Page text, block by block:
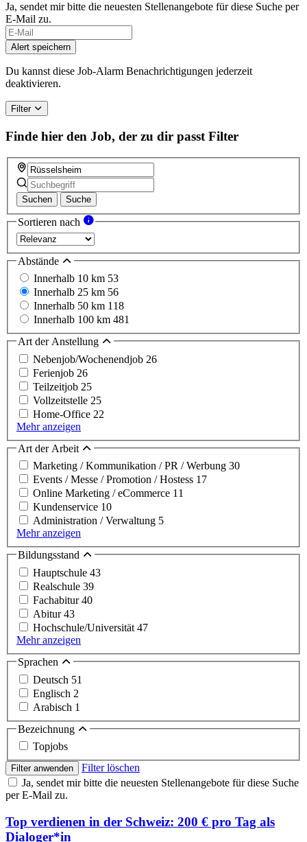
Ja, sendet mir bitte die neuesten Stellenangebote für diese Suche per
E-Mail zu.
If
you
are
a
human,
this
field
Alert speichern
Du kannst diese Job-Alarm Benachrichtigungen jederzeit
deaktivieren.
Filter
Finde hier den Job, der zu dir passt Filter
Suchen Suche
Sortieren nach
Abstände
Innerhalb 10 km 53
Innerhalb 25 km 56
Innerhalb 50 km 118
Innerhalb 100 km 481
Art der Anstellung
Nebenjob/Wochenendjob 26
Ferienjob 26
Teilzeitjob 25
Vollzeitstelle 25
Home-Office 22
Mehr anzeigen
Art der Arbeit
Marketing / Kommunikation / PR / Werbung 30
Events / Messe / Promotion / Hostess 17
Online Marketing / eCommerce 11
Kundenservice 10
Administration / Verwaltung 5
Mehr anzeigen
Bildungsstand
Hauptschule 43
Realschule 39
Fachabitur40
Abitur43
Hochschule/Universität 47
Mehr anzeigen
Sprachen
Deutsch 51
Englisch 2
Arabisch 1
Bezeichnung
Topjobs
Filter anwenden
Filter löschen
Ja, sendet mir bitte die neuesten Stellenangebote für diese Suche
per E-Mail zu.
Top verdienen in der Schweiz: 200 € pro Tag als
Dialoger*in